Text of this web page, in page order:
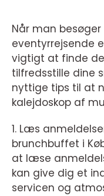
Når man
eventyrrejsende
vigtigt at finde
tilfredsstille dine
nyttige tips til at
kalejdoskop af
1. Læs
brunchbuffet i
at læse
kan give dig et
servicen og